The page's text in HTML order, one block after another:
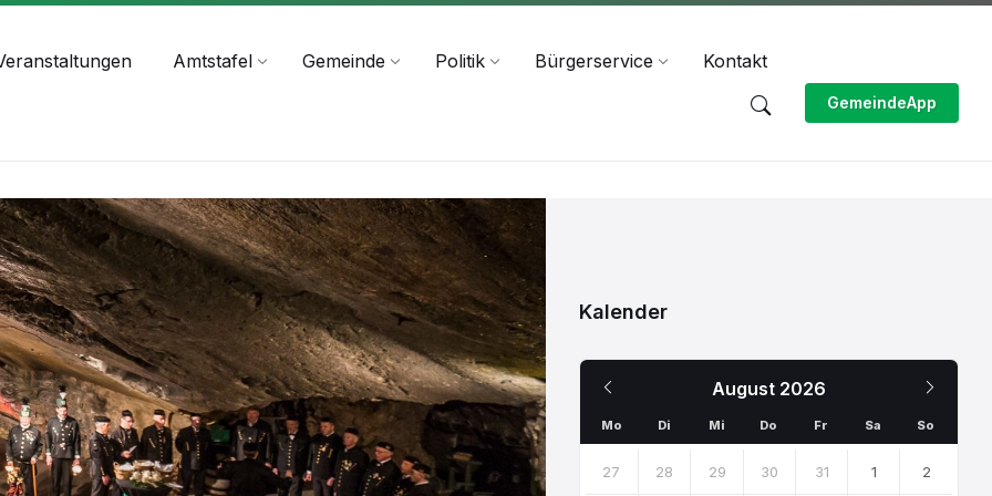
Amtstafel Gemeinde Politik Bürgerservice Kontakt
GemeindeApp
Kalender
August 2026
Month
Mo Di Mi Do Fr Sa So
calendar
27 28 29 30 31 1 2